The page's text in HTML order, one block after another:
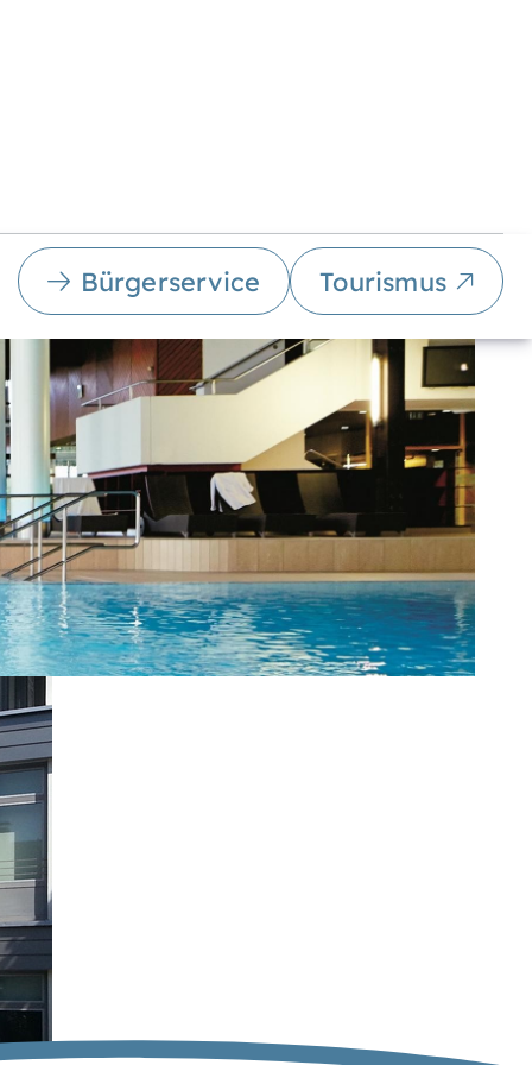
Bürgerservice Tourismus